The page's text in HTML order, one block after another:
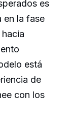
es
en la fase
está
de
con los